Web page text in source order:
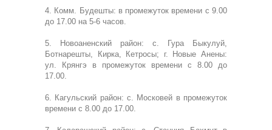
4. Комм. Будешты: в промежуток времени с 9.00
до 17.00 на 5-6 часов.
5. Новоаненский район: с. Гура Быкулуй,
Ботнарешты, Кирка, Кетросы; г. Новые Анены:
ул. Крянгэ в промежуток времени с 8.00 до
17.00.
6. Кагульский район: с. Московей в промежуток
времени с 8.00 до 17.00.